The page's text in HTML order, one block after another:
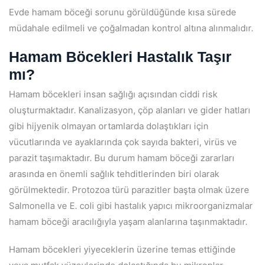
Evde hamam böceği sorunu görüldüğünde kısa sürede
müdahale edilmeli ve çoğalmadan kontrol altına alınmalıdır.
Hamam Böcekleri Hastalık Taşır
mı?
Hamam böcekleri insan sağlığı açısından ciddi risk
oluşturmaktadır. Kanalizasyon, çöp alanları ve gider hatları
gibi hijyenik olmayan ortamlarda dolaştıkları için
vücutlarında ve ayaklarında çok sayıda bakteri, virüs ve
parazit taşımaktadır. Bu durum hamam böceği zararları
arasında en önemli sağlık tehditlerinden biri olarak
görülmektedir. Protozoa türü parazitler başta olmak üzere
Salmonella ve E. coli gibi hastalık yapıcı mikroorganizmalar
hamam böceği aracılığıyla yaşam alanlarına taşınmaktadır.
Hamam böcekleri yiyeceklerin üzerine temas ettiğinde